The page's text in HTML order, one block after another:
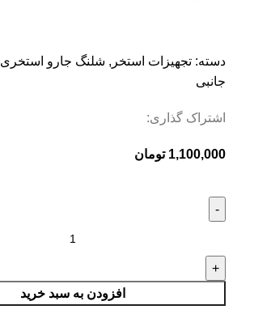
دسته: تجهیزات استخر , شلنگ جارو استخری
جانبی
اشتراک گذاری:
1,100,000 تومان
افزودن به سبد خرید